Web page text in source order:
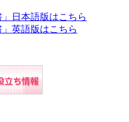
」日本語版はこちら
」英語版はこちら